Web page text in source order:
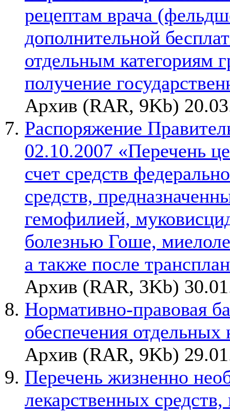
рецептам врача
дополнительной
отдельным категориям
получение
Архив (RAR, 9Kb)
Распоряжение
02.10.2007 «Перечень
счет средств
средств,
гемофилией,
болезнью Гоше,
а также после
Архив (RAR, 3Kb)
Нормативно-правовая
обеспечения отдельных
Архив (RAR, 9Kb)
Перечень жизненно
лекарственных